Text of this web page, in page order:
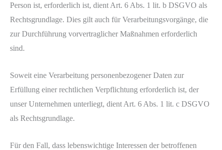
Person ist, erforderlich ist, dient Art. 6 Abs. 1 lit. b DSGVO als
Rechtsgrundlage. Dies gilt auch für Verarbeitungsvorgänge, die
zur Durchführung vorvertraglicher Maßnahmen erforderlich
sind.
Soweit eine Verarbeitung personenbezogener Daten zur
Erfüllung einer rechtlichen Verpflichtung erforderlich ist, der
unser Unternehmen unterliegt, dient Art. 6 Abs. 1 lit. c DSGVO
als Rechtsgrundlage.
Für den Fall, dass lebenswichtige Interessen der betroffenen